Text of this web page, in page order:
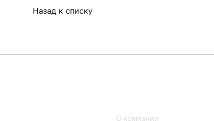
Назад к списку
О компании